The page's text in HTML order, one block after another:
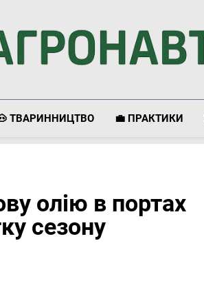
ТВАРИННИЦТВО 💼 ПРАКТИКИ
олію в портах
сезону